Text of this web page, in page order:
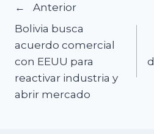
Navegación
de
entradas
Anterior
Bolivia busca
acuerdo comercial
con EEUU para
reactivar industria y
abrir mercado